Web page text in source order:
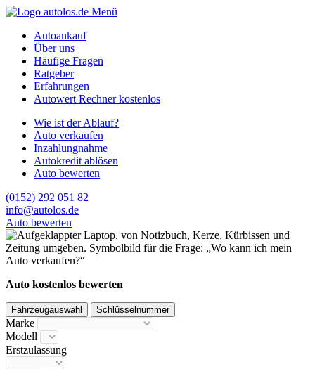
Menü
Autoankauf
Über uns
Häufige Fragen
Ratgeber
Erfahrungen
Autowert Rechner kostenlos
Wie ist der Ablauf?
Auto verkaufen
Inzahlungnahme
Autokredit ablösen
Auto bewerten
(0152) 292 051 82
info@autolos.de
Auto bewerten
Auto kostenlos bewerten
Fahrzeugauswahl Schlüsselnummer
Marke
Modell
Erstzulassung